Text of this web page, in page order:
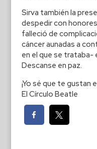
Sirva también la
despedir con
falleció de
cáncer aunadas a
en el que se trataba-
Descanse en paz.
¡Yo sé que te gustan
El Círculo Beatle